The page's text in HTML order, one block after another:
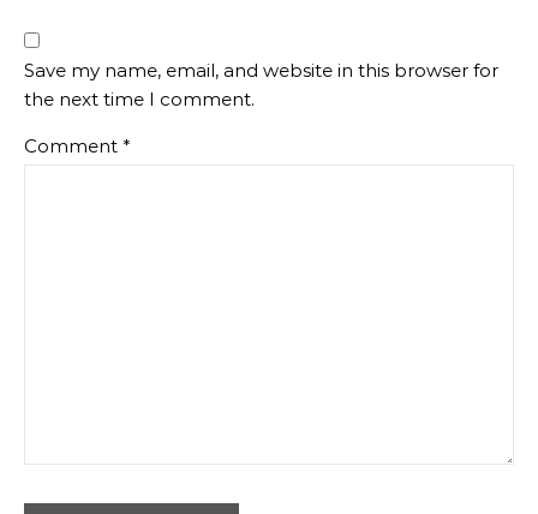
Save my name, email, and website in this browser for
the next time I comment.
Comment *